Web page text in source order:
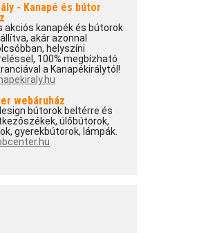
- Kanapé és bútor
akciós kanapék és bútorok
akár azonnal
helyszíni
100% megbízható
a Kanapékirálytól!
webáruház
bútorok beltérre és
ülőbútorok,
gyerekbútorok, lámpák.